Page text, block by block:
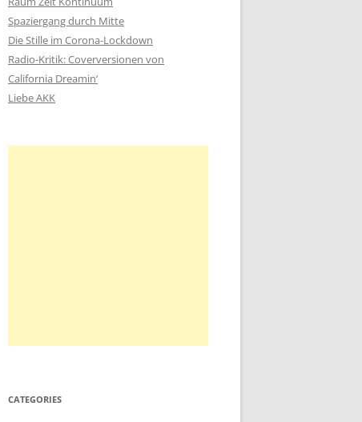
n
a
c
h
:
Spaziergang durch Mitte
Die Stille im Corona-Lockdown
Radio-Kritik: Coverversionen von
California Dreamin‘
Liebe AKK
CATEGORIES